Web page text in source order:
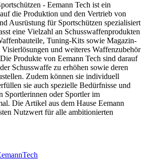
- Eemann Tech ist ein
die Produktion und den Vertrieb von
Ausrüstung für Sportschützen spezialisiert
eine Vielzahl an Schusswaffenprodukten
Tuning-Kits sowie Magazin-
und weiteres Waffenzubehör
Produkte von Eemann Tech sind darauf
Schusswaffe zu erhöhen sowie deren
Zudem können sie individuell
sie auch spezielle Bedürfnisse und
Sportlerinnen oder Sportler im
Die Artikel aus dem Hause Eemann
Nutzwert für alle ambitionierten